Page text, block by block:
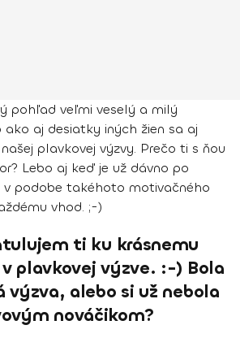
pohľad veľmi veselý a milý
ako aj desiatky iných žien sa aj
plavkovej výzvy. Prečo ti s ňou
Lebo aj keď je už dávno po
v podobe takéhoto motivačného
vhod. ;-)
ti ku krásnemu
plavkovej výzve. :-) Bola
výzva, alebo si už nebola
nováčikom?